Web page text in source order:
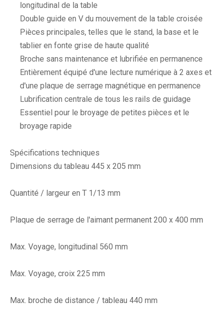
longitudinal de la table
Double guide en V du mouvement de la table croisée
Pièces principales, telles que le stand, la base et le
tablier en fonte grise de haute qualité
Broche sans maintenance et lubrifiée en permanence
Entièrement équipé d'une lecture numérique à 2 axes et
d'une plaque de serrage magnétique en permanence
Lubrification centrale de tous les rails de guidage
Essentiel pour le broyage de petites pièces et le
broyage rapide
Spécifications techniques
Dimensions du tableau 445 x 205 mm
Quantité / largeur en T 1/13 mm
Plaque de serrage de l'aimant permanent 200 x 400 mm
Max. Voyage, longitudinal 560 mm
Max. Voyage, croix 225 mm
Max. broche de distance / tableau 440 mm